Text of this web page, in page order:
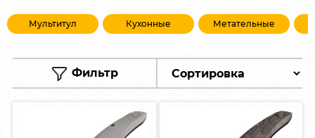
Мультитул Кухонные Метательные
Фильтр